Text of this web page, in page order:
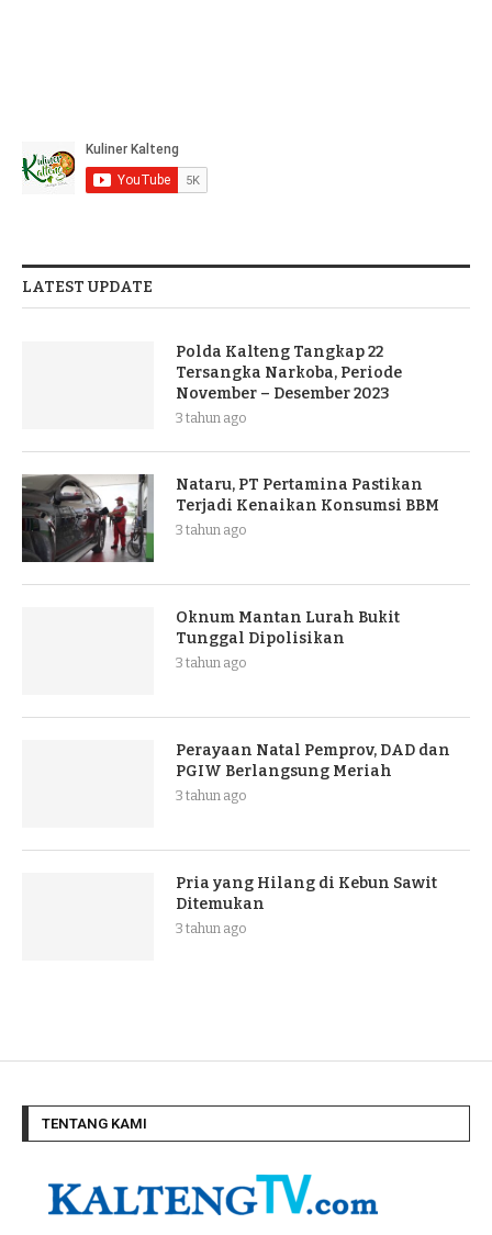
LATEST UPDATE
Polda Kalteng Tangkap 22
Tersangka Narkoba, Periode
November – Desember 2023
3 tahun ago
Nataru, PT Pertamina Pastikan
Terjadi Kenaikan Konsumsi BBM
3 tahun ago
Oknum Mantan Lurah Bukit
Tunggal Dipolisikan
3 tahun ago
Perayaan Natal Pemprov, DAD dan
PGIW Berlangsung Meriah
3 tahun ago
Pria yang Hilang di Kebun Sawit
Ditemukan
3 tahun ago
TENTANG KAMI